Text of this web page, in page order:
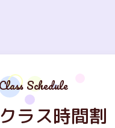
クラス時間割